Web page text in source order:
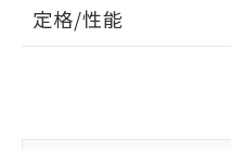
定格/性能